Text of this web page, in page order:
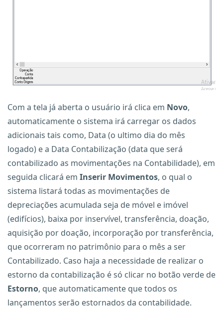
Com a tela já aberta o usuário irá clica em Novo,
automaticamente o sistema irá carregar os dados
adicionais tais como, Data (o ultimo dia do mês
logado) e a Data Contabilização (data que será
contabilizado as movimentações na Contabilidade), em
seguida clicará em Inserir Movimentos, o qual o
sistema listará todas as movimentações de
depreciações acumulada seja de móvel e imóvel
(edifícios), baixa por inservível, transferência, doação,
aquisição por doação, incorporação por transferência,
que ocorreram no patrimônio para o mês a ser
Contabilizado. Caso haja a necessidade de realizar o
estorno da contabilização é só clicar no botão verde de
Estorno, que automaticamente que todos os
lançamentos serão estornados da contabilidade.